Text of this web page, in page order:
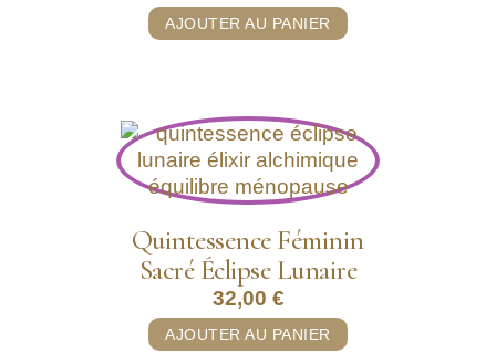
AJOUTER AU PANIER
Quintessence Féminin
Sacré Éclipse Lunaire
32,00 €
AJOUTER AU PANIER